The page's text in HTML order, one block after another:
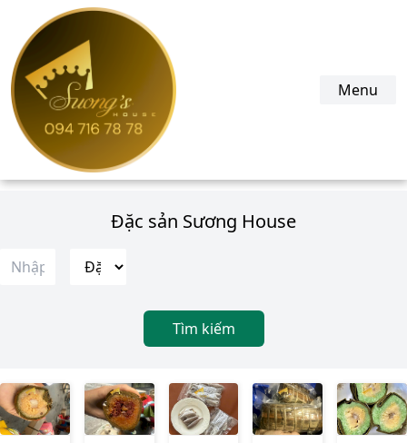
suonghouse.com
Menu
Đặc sản Sương House
Tìm kiếm